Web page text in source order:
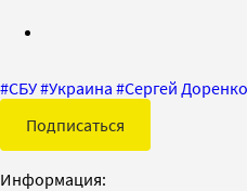
#СБУ#Украина #Сергей Доренко
Подписаться
Информация: